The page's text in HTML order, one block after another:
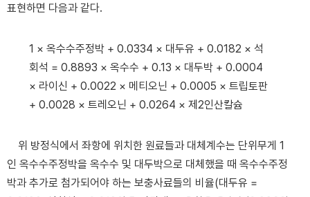
표현하면 다음과 같다.
1 × 옥수수주정박 + 0.0334 × 대두유 + 0.0182 × 석
회석 = 0.8893 × 옥수수 + 0.13 × 대두박 + 0.0004
× 라이신 + 0.0022 × 메티오닌 + 0.0005 × 트립토판
+ 0.0028 × 트레오닌 + 0.0264 × 제2인산칼슘
위 방정식에서 좌항에 위치한 원료들과 대체계수는 단위무게 1
인 옥수수주정박을 옥수수 및 대두박으로 대체했을 때 옥수수주정
박과 추가로 첨가되어야 하는 보충사료들의 비율(대두유 =